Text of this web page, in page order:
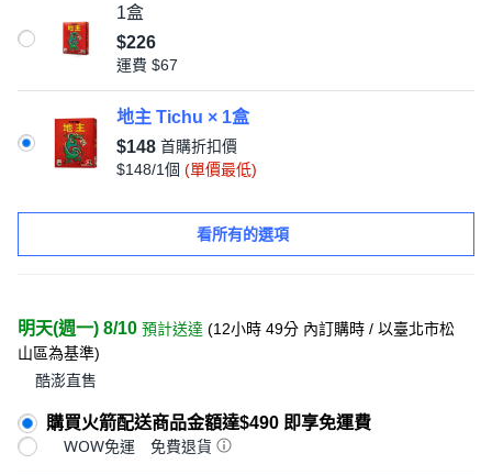
1盒
$226
運費 $67
地主 Tichu × 1盒
$148 首購折扣價
$148/1個 (單價最低)
看所有的選項
明天(週一) 8/10 預計送達 (12小時 49分 內訂購時 / 以臺北市松
山區為基準)
酷澎直售
購買火箭配送商品金額達$490 即享免運費
WOW免運 免費退貨